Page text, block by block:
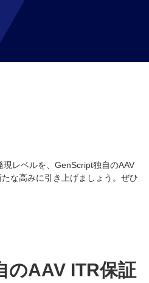
レベルを、GenScript独自のAAV
な高みに引き上げましょう。ぜひ
のAAV ITR保証